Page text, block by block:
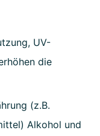
UV-
die
(z.B.
Alkohol und